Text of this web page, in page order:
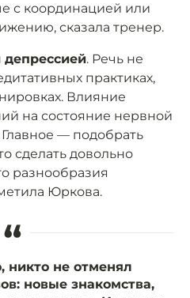
с координацией или
сказала тренер.
депрессией. Речь не
практиках,
Влияние
на состояние нервной
— подобрать
сделать довольно
разнообразия
Юркова.
“
никто не отменял
новые знакомства,